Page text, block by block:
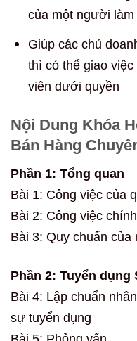
của một người làm
Giúp các chủ
thì có thể giao
viên dưới quyền
Nội Dung Khóa
Bán Hàng
Phần 1: Tổng quan
Bài 1: Công việc của
Bài 2: Công việc
Bài 3: Quy chuẩn của
Phần 2: Tuyển
Bài 4: Lập chuẩn
sự tuyển dụng